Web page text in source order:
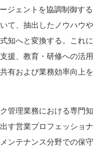
ジェントを協調制御する
て、抽出したノウハウや
知へと変換する。これに
援、教育・研修への活用
有および業務効率向上を
管理業務における専門知
す営業プロフェッショナ
ンテナンス分野での保守